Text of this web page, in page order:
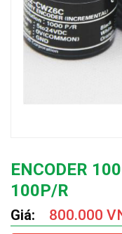
ENCODER
100P/R
Giá: 800.000